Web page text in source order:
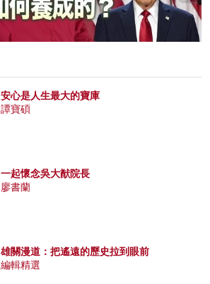
安心是人生最大的寶庫
譚寶碩
一起懷念吳大猷院長
廖書蘭
雄關漫道：把遙遠的歷史拉到眼前
編輯精選